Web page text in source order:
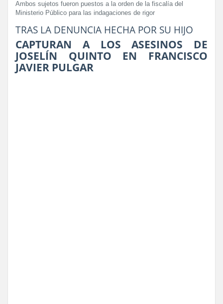
Ambos sujetos fueron puestos a la orden de la fiscalía del
Ministerio Público para las indagaciones de rigor
TRAS LA DENUNCIA HECHA POR SU HIJO
CAPTURAN A LOS ASESINOS DE
JOSELÍN QUINTO EN FRANCISCO
JAVIER PULGAR